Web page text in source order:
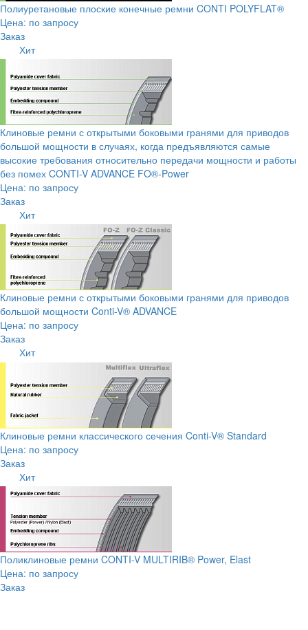
Полиуретановые плоские конечные ремни CONTI POLYFLAT®
Цена: по запросу
Заказ
Хит
Клиновые ремни с открытыми боковыми гранями для приводов
большой мощности в случаях, когда предъявляются самые
высокие требования относительно передачи мощности и работы
без помех CONTI-V ADVANCE FO®-Power
Цена: по запросу
Заказ
Хит
Клиновые ремни с открытыми боковыми гранями для приводов
большой мощности Conti-V® ADVANCE
Цена: по запросу
Заказ
Хит
Клиновые ремни классического сечения Conti-V® Standard
Цена: по запросу
Заказ
Хит
Поликлиновые ремни CONTI-V MULTIRIB® Power, Elast
Цена: по запросу
Заказ